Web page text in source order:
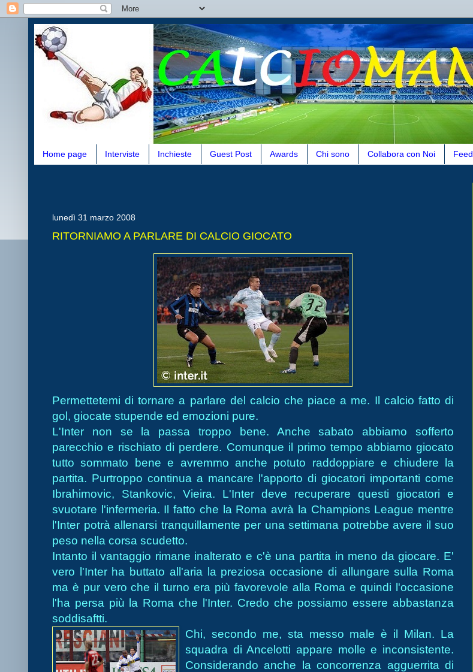
Home page Interviste Inchieste Guest Post Awards Chi sono Collabora con Noi Feed
lunedì 31 marzo 2008
RITORNIAMO A PARLARE DI CALCIO GIOCATO
Permettetemi di tornare a parlare del calcio che piace a me. Il calcio fatto di
gol, giocate stupende ed emozioni pure.
L'Inter non se la passa troppo bene. Anche sabato abbiamo sofferto
parecchio e rischiato di perdere. Comunque il primo tempo abbiamo giocato
tutto sommato bene e avremmo anche potuto raddoppiare e chiudere la
partita. Purtroppo continua a mancare l'apporto di giocatori importanti come
Ibrahimovic, Stankovic, Vieira. L'Inter deve recuperare questi giocatori e
svuotare l'infermeria. Il fatto che la Roma avrà la Champions League mentre
l'Inter potrà allenarsi tranquillamente per una settimana potrebbe avere il suo
peso nella corsa scudetto.
Intanto il vantaggio rimane inalterato e c'è una partita in meno da giocare. E'
vero l'Inter ha buttato all'aria la preziosa occasione di allungare sulla Roma
ma è pur vero che il turno era più favorevole alla Roma e quindi l'occasione
l'ha persa più la Roma che l'Inter. Credo che possiamo essere abbastanza
soddisaftti.
Chi, secondo me, sta messo male è il Milan. La
squadra di Ancelotti appare molle e inconsistente.
Considerando anche la concorrenza agguerrita di